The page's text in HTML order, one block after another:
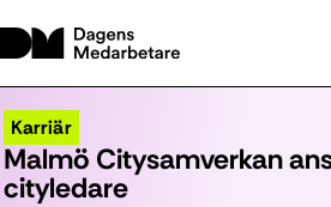
Karriär
Malmö Citysamverkan
cityledare